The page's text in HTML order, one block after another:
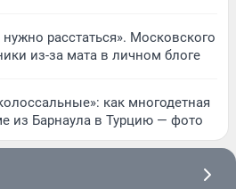
расстаться». Московского
из-за мата в личном блоге
как многодетная
из Барнаула в Турцию — фото